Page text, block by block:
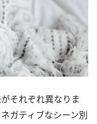
それぞれ異なりま
ガティブなシーン別